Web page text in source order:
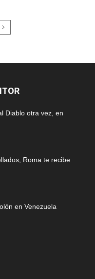
Diablo otra vez, en
Roma te recibe
en Venezuela